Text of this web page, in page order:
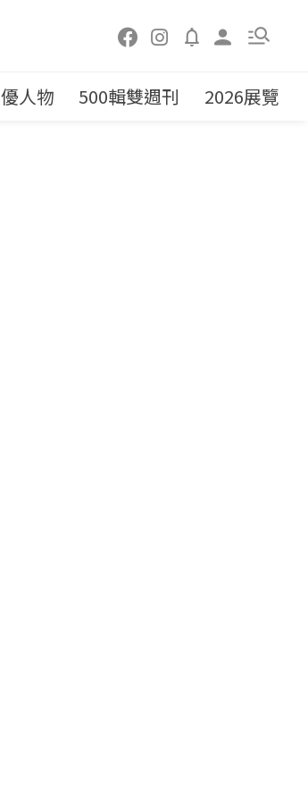
優人物 500輯雙週刊 2026展覽